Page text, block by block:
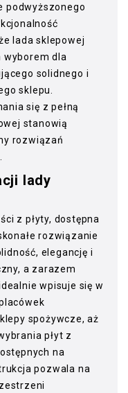
podwyższonego
lada sklepowej
wyborem dla
solidnego i
sklepu.
się z pełną
stanowią
rozwiązań
lady
z płyty, dostępna
rozwiązanie
elegancję i
a zarazem
wpisuje się w
spożywcze, aż
płyt z
na
pozwala na